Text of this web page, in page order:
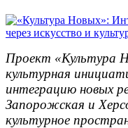
Проект «Культура
культурная
интеграцию новых
Запорожская и
культурное